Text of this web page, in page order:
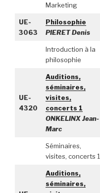
Marketing
UE-
3063
Philosophie
PIERET Denis
Introduction à la
philosophie
UE-
4320
Auditions,
séminaires,
visites,
concerts 1
ONKELINX Jean-
Marc
Séminaires,
visites, concerts 1
Auditions,
séminaires,